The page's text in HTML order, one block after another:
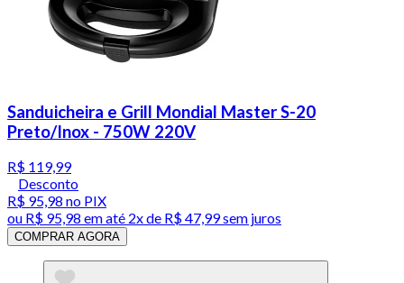
Sanduicheira e Grill Mondial Master S-20
Preto/Inox - 750W 220V
R$ 119,99
Desconto
R$ 95,98 no PIX
ou R$ 95,98 em até 2x de R$ 47,99 sem juros
COMPRAR AGORA